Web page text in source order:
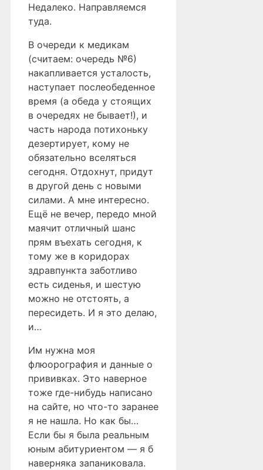
Недалеко. Направляемся
туда.
В очереди к медикам
(считаем: очередь №6)
накапливается усталость,
наступает послеобеденное
время (а обеда у стоящих
в очередях не бывает!), и
часть народа потихоньку
дезертирует, кому не
обязательно вселяться
сегодня. Отдохнут, придут
в другой день с новыми
силами. А мне интересно.
Ещё не вечер, передо мной
маячит отличный шанс
прям въехать сегодня, к
тому же в коридорах
здравпункта заботливо
есть сиденья, и шестую
можно не отстоять, а
пересидеть. И я это делаю,
и…
Им нужна моя
флюорография и данные о
прививках. Это наверное
тоже где-нибудь написано
на сайте, но что-то заранее
я не нашла. Но как бы…
Если бы я была реальным
юным абитуриентом — я б
наверняка запаниковала.